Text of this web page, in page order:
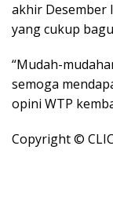
akhir Desember
yang cukup
“Mudah-
semoga
opini WTP
Copyright ©